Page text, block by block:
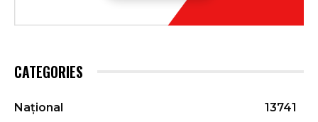
CATEGORIES
Național
13741